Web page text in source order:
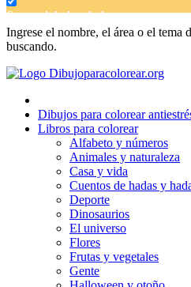
Cuentos de hadas y hadas
Deporte
Dinosaurios
Flores
Frutas y vegetales
Halloween y otoño
Invierno y navidad
Música e instrumentos musicales
Ingrese el nombre, el área o el tema
buscando.
Dibujos para colorear
Libros para colorear
Alfabeto y números
Animales y naturaleza
Casa y vida
Cuentos de hadas y
Deporte
Dinosaurios
El universo
Flores
Frutas y vegetales
Gente